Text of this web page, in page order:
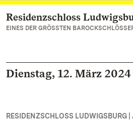
Zum Hauptinhalt springen
Residenzschloss
EINES DER GRÖSSTEN
Dienstag, 12. März 2024
RESIDENZSCHLOSS LUDWIGSBURG